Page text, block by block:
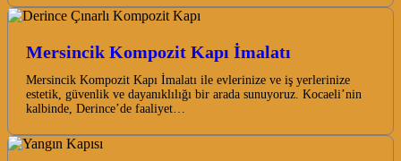
Mersincik Kompozit Kapı İmalatı
Mersincik Kompozit Kapı İmalatı ile evlerinize ve iş yerlerinize
estetik, güvenlik ve dayanıklılığı bir arada sunuyoruz. Kocaeli’nin
kalbinde, Derince’de faaliyet…